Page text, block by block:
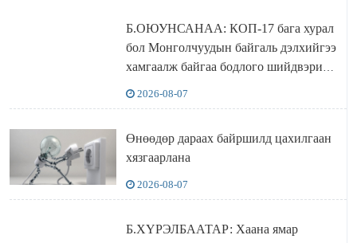
Б.ОЮУНСАНАА: КОП-17 бага хурал
бол Монголчуудын байгаль дэлхийгээ
хамгаалж байгаа бодлого шийдвэрийг
2026-08-07
Өнөөдөр дараах байршилд цахилгаан
хязгаарлана
2026-08-07
Б.ХҮРЭЛБААТАР: Хаана ямар